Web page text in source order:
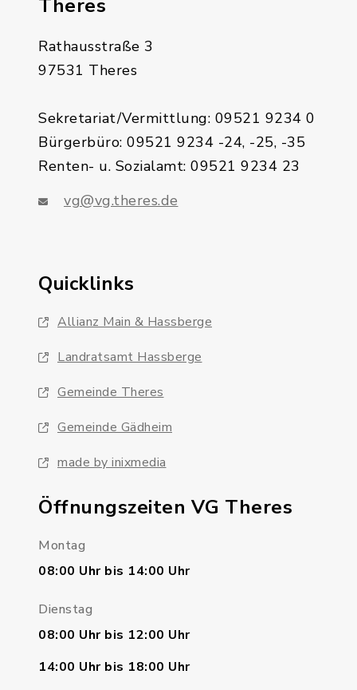
Theres
Rathausstraße 3
97531 Theres
Sekretariat/Vermittlung: 09521 9234 0
Bürgerbüro: 09521 9234 -24, -25, -35
Renten- u. Sozialamt: 09521 9234 23
vg@vg.theres.de
Quicklinks
Allianz Main & Hassberge
Landratsamt Hassberge
Gemeinde Theres
Gemeinde Gädheim
made by inixmedia
Öffnungszeiten VG Theres
Montag
08:00 Uhr bis 14:00 Uhr
Dienstag
08:00 Uhr bis 12:00 Uhr
14:00 Uhr bis 18:00 Uhr